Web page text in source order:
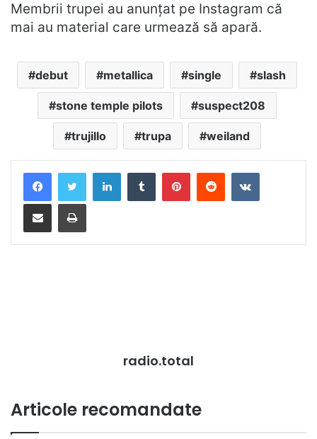
Membrii trupei au anunțat pe Instagram că
mai au material care urmează să apară.
debut metallica single slash
stone temple pilots suspect208
trujillo trupa weiland
LinkedInTumblrPinterestRedditVKontakte
Distribuie prin mail Tipărește
radio.total
Articole recomandate